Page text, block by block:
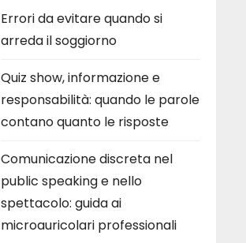
Errori da evitare quando si
arreda il soggiorno
Quiz show, informazione e
responsabilità: quando le parole
contano quanto le risposte
Comunicazione discreta nel
public speaking e nello
spettacolo: guida ai
microauricolari professionali